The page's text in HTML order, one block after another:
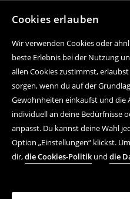
Cookies erlauben
Wir verwenden Cookies oder
beste Erlebnis bei der Nutzung
allen Cookies zustimmst,
sorgen, wenn du auf der
Gewohnheiten einkaufst und die
individuell an deine Bedürfnisse
anpasst. Du kannst deine Wahl
Option „Einstellungen“ klickst.
dir,die Cookies-Politik und die